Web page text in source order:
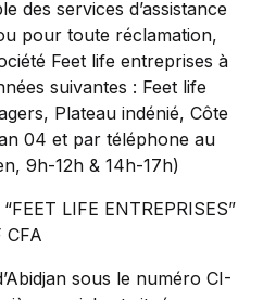
des services d’assistance
pour toute réclamation,
Feet life entreprises à
suivantes : Feet life
Plateau indénié, Côte
04 et par téléphone au
9h-12h & 14h-17h)
LIFE ENTREPRISES”
CFA
sous le numéro CI-